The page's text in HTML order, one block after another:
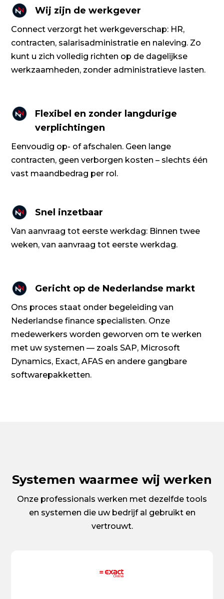
Wij zijn de werkgever
Connect verzorgt het werkgeverschap: HR,
contracten, salarisadministratie en naleving. Zo
kunt u zich volledig richten op de dagelijkse
werkzaamheden, zonder administratieve lasten.
Flexibel en zonder langdurige
verplichtingen
Eenvoudig op- of afschalen. Geen lange
contracten, geen verborgen kosten – slechts één
vast maandbedrag per rol.
Snel inzetbaar
Van aanvraag tot eerste werkdag: Binnen twee
weken, van aanvraag tot eerste werkdag.
Gericht op de Nederlandse markt
Ons proces staat onder begeleiding van
Nederlandse finance specialisten. Onze
medewerkers worden geworven om te werken
met uw systemen — zoals SAP, Microsoft
Dynamics, Exact, AFAS en andere gangbare
softwarepakketten.
Systemen waarmee wij werken
Onze professionals werken met dezelfde tools
en systemen die uw bedrijf al gebruikt en
vertrouwt.